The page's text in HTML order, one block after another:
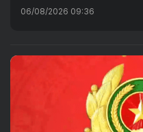
06/08/2026 09:36